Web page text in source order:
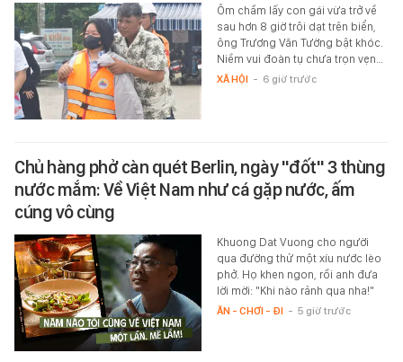
Ôm chầm lấy con gái vừa trở về
sau hơn 8 giờ trôi dạt trên biển,
ông Trương Văn Tường bật khóc.
Niềm vui đoàn tụ chưa trọn vẹn…
XÃ HỘI - 6 giờ trước
Chủ hàng phở càn quét Berlin, ngày "đốt" 3 thùng
nước mắm: Về Việt Nam như cá gặp nước, ấm
cúng vô cùng
Khuong Dat Vuong cho người
qua đường thử một xíu nước lèo
phở. Họ khen ngon, rồi anh đưa
lời mời: "Khi nào rảnh qua nha!"
ĂN - CHƠI - ĐI - 5 giờ trước